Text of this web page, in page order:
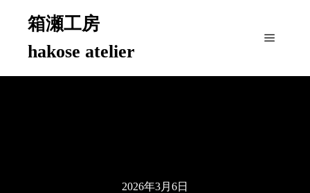
箱瀬工房
hakose atelier
2026年3月6日